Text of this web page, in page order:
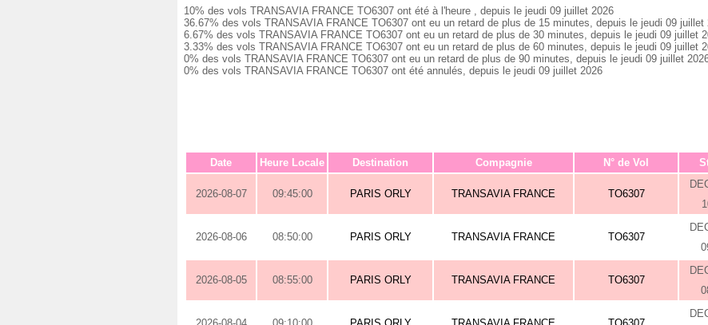
10% des vols TRANSAVIA FRANCE TO6307 ont été à l'heure , depuis le jeudi 09 juillet 2026
36.67% des vols TRANSAVIA FRANCE TO6307 ont eu un retard de plus de 15 minutes, depuis le jeudi 09 juillet
6.67% des vols TRANSAVIA FRANCE TO6307 ont eu un retard de plus de 30 minutes, depuis le jeudi 09 juillet
3.33% des vols TRANSAVIA FRANCE TO6307 ont eu un retard de plus de 60 minutes, depuis le jeudi 09 juillet
0% des vols TRANSAVIA FRANCE TO6307 ont eu un retard de plus de 90 minutes, depuis le jeudi 09 juillet
0% des vols TRANSAVIA FRANCE TO6307 ont été annulés, depuis le jeudi 09 juillet 2026
Date Heure Locale Destination Compagnie N° de Vol
2026-08-07 09:45:00 PARIS ORLY TRANSAVIA FRANCE TO6307
2026-08-06 08:50:00 PARIS ORLY TRANSAVIA FRANCE TO6307
2026-08-05 08:55:00 PARIS ORLY TRANSAVIA FRANCE TO6307